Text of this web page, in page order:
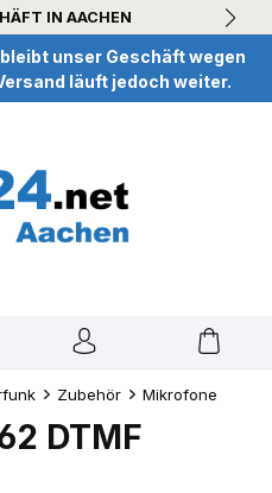
IN AACHEN
unser Geschäft wegen
läuft jedoch weiter.
Zubehör Mikrofone
DTMF